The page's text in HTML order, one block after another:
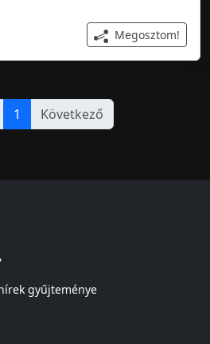
Megosztom!
1 Következő
gyűjteménye